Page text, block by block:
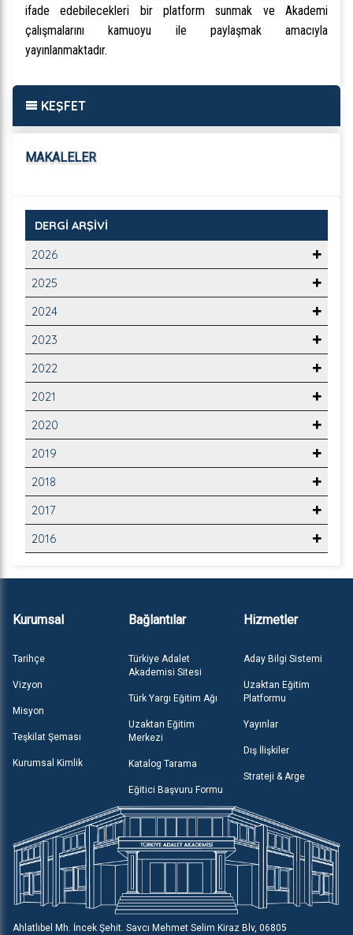
ifade edebilecekleri bir platform sunmak ve Akademi
çalışmalarını kamuoyu ile paylaşmak amacıyla
yayınlanmaktadır.
KEŞFET
MAKALELER
DERGİ ARŞİVİ
2026
2025
2024
2023
2022
2021
2020
2019
2018
2017
2016
Kurumsal
Tarihçe
Vizyon
Misyon
Teşkilat Şeması
Kurumsal Kimlik
Bağlantılar
Türkiye Adalet
Akademisi Sitesi
Türk Yargı Eğitim Ağı
Uzaktan Eğitim
Merkezi
Katalog Tarama
Eğitici Başvuru Formu
Hizmetler
Aday Bilgi Sistemi
Uzaktan Eğitim
Platformu
Yayınlar
Dış İlişkiler
Strateji & Arge
Ahlatlıbel Mh. İncek Şehit. Savcı Mehmet Selim Kiraz Blv, 06805